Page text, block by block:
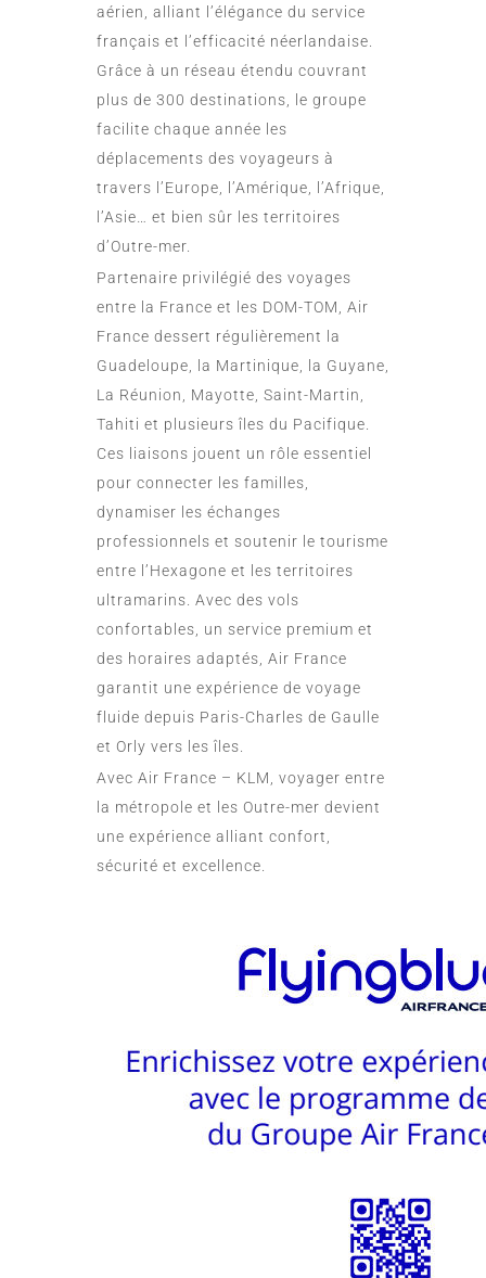
aérien, alliant l’élégance du service
français et l’efficacité néerlandaise.
Grâce à un réseau étendu couvrant
plus de 300 destinations, le groupe
facilite chaque année les
déplacements des voyageurs à
travers l’Europe, l’Amérique, l’Afrique,
l’Asie… et bien sûr les territoires
d’Outre-mer.
Partenaire privilégié des voyages
entre la France et les DOM-TOM, Air
France dessert régulièrement la
Guadeloupe, la Martinique, la Guyane,
La Réunion, Mayotte, Saint-Martin,
Tahiti et plusieurs îles du Pacifique.
Ces liaisons jouent un rôle essentiel
pour connecter les familles,
dynamiser les échanges
professionnels et soutenir le tourisme
entre l’Hexagone et les territoires
ultramarins. Avec des vols
confortables, un service premium et
des horaires adaptés, Air France
garantit une expérience de voyage
fluide depuis Paris-Charles de Gaulle
et Orly vers les îles.
Avec Air France – KLM, voyager entre
la métropole et les Outre-mer devient
une expérience alliant confort,
sécurité et excellence.